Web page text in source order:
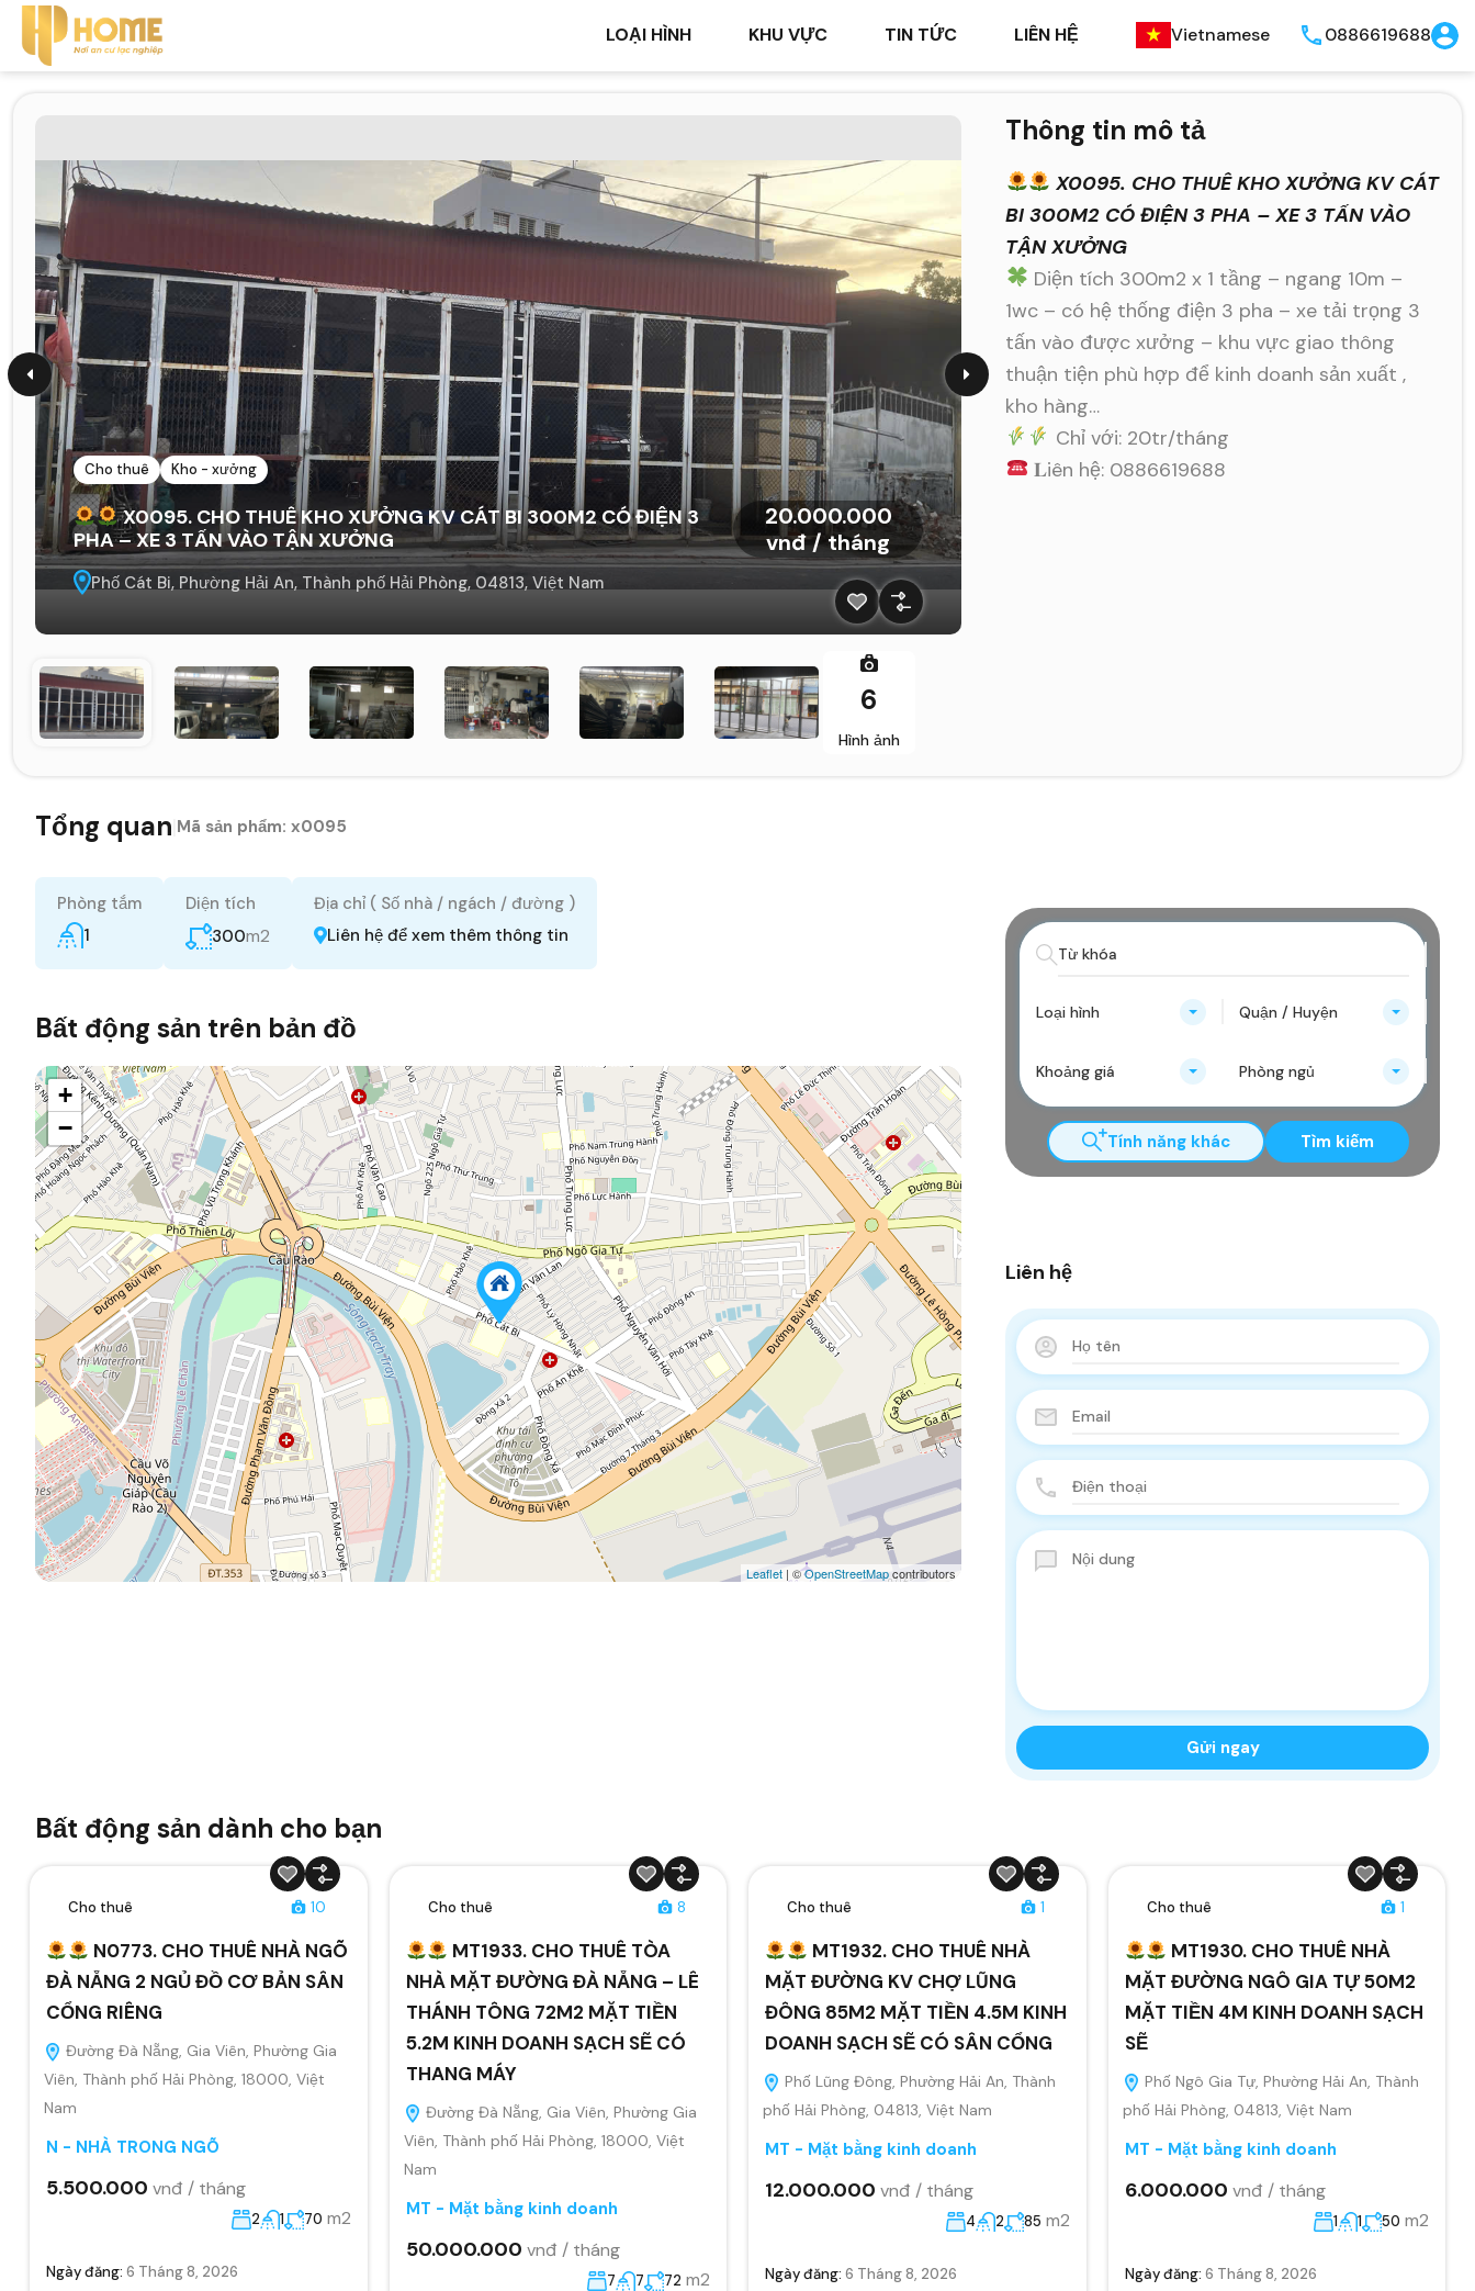
LOẠI HÌNH KHU VỰC TIN TỨC LIÊN HỆ Vietnamese 0886619688
Cho thuê Kho - xưởng
X0095. CHO THUÊ KHO XƯỞNG KV CÁT BI 300M2 CÓ ĐIỆN 3
PHA – XE 3 TẤN VÀO TẬN XƯỞNG
20.000.000
vnđ / tháng
Phố Cát Bi, Phường Hải An, Thành phố Hải Phòng, 04813, Việt Nam
6
Hình ảnh
Thông tin mô tả
X0095. CHO THUÊ KHO XƯỞNG KV CÁT
BI 300M2 CÓ ĐIỆN 3 PHA – XE 3 TẤN VÀO
TẬN XƯỞNG
Diện tích 300m2 x 1 tầng – ngang 10m –
1wc – có hệ thống điện 3 pha – xe tải trọng 3
tấn vào được xưởng – khu vực giao thông
thuận tiện phù hợp để kinh doanh sản xuất ,
kho hàng…
Chỉ với: 20tr/tháng
𝐋iên hệ: 0886619688
Tổng quan Mã sản phẩm: x0095
Phòng tắm
1
Diện tích
300m2
Địa chỉ ( Số nhà / ngách / đường )
Liên hệ để xem thêm thông tin
Bất động sản trên bản đồ
+
−
Leaflet | ©OpenStreetMapcontributors
Loại hình Quận / Huyện
Khoảng giá Phòng ngủ
Tính năng khác Tìm kiếm
Liên hệ
Bất động sản dành cho bạn
Cho thuê 10
N0773. CHO THUÊ NHÀ NGÕ
ĐÀ NẴNG 2 NGỦ ĐỒ CƠ BẢN SÂN
CỔNG RIÊNG
Đường Đà Nẵng, Gia Viên, Phường Gia
Viên, Thành phố Hải Phòng, 18000, Việt
Nam
N - NHÀ TRONG NGÕ
5.500.000 vnđ / tháng
2 1 70 m2
Ngày đăng: 6 Tháng 8, 2026
Cho thuê 8
MT1933. CHO THUÊ TÒA
NHÀ MẶT ĐƯỜNG ĐÀ NẴNG – LÊ
THÁNH TÔNG 72M2 MẶT TIỀN
5.2M KINH DOANH SẠCH SẼ CÓ
THANG MÁY
Đường Đà Nẵng, Gia Viên, Phường Gia
Viên, Thành phố Hải Phòng, 18000, Việt
Nam
MT - Mặt bằng kinh doanh
50.000.000 vnđ / tháng
7 7 72 m2
Cho thuê 1
MT1932. CHO THUÊ NHÀ
MẶT ĐƯỜNG KV CHỢ LŨNG
ĐÔNG 85M2 MẶT TIỀN 4.5M KINH
DOANH SẠCH SẼ CÓ SÂN CỔNG
Phố Lũng Đông, Phường Hải An, Thành
phố Hải Phòng, 04813, Việt Nam
MT - Mặt bằng kinh doanh
12.000.000 vnđ / tháng
4 2 85 m2
Ngày đăng: 6 Tháng 8, 2026
Cho thuê 1
MT1930. CHO THUÊ NHÀ
MẶT ĐƯỜNG NGÔ GIA TỰ 50M2
MẶT TIỀN 4M KINH DOANH SẠCH
SẼ
Phố Ngô Gia Tự, Phường Hải An, Thành
phố Hải Phòng, 04813, Việt Nam
MT - Mặt bằng kinh doanh
6.000.000 vnđ / tháng
1 1 50 m2
Ngày đăng: 6 Tháng 8, 2026